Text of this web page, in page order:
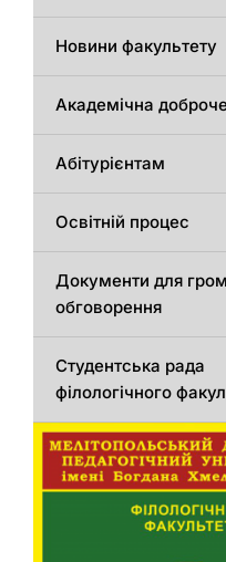
Новини факультету
Академічна
Абітурієнтам
Освітній процес
Документи для
обговорення
Студентська рада
філологічного